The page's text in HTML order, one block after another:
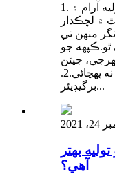
1. بناوت لچڪدار ۽ نرم آهي: اهڙي توليه آرام ۽
۾ لچڪدار
منهن تي
جو
جيئن
توهان جي چمڙي کي نقصان نه پهچائي.2.
برگيڊيئر...
2021
بهتر
آهي؟